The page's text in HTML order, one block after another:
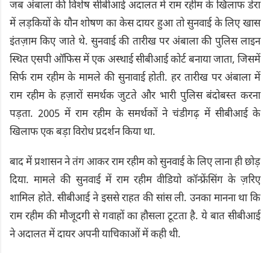
जब अंबाला की विशेष सीबीआई अदालत में राम रहीम के खिलाफ डेरा
में लड़कियों के यौन शोषण का केस दायर हुआ तो सुनवाई के लिए खास
इंतज़ाम किए जाते थे. सुनवाई की तारीख पर अंबाला की पुलिस लाइन
स्थित एसपी ऑफिस में एक अस्थाई सीबीआई कोर्ट बनाया जाता, जिसमें
सिर्फ राम रहीम के मामले की सुनावाई होती. हर तारीख पर अंबाला में
राम रहीम के हज़ारों समर्थक जुटते और भारी पुलिस बंदोबस्त करना
पड़ता. 2005 में राम रहीम के समर्थकों ने चंडीगढ़ में सीबीआई के
खिलाफ एक बड़ा विरोध प्रदर्शन किया था.
बाद में प्रशासन ने तंग आकर राम रहीम को सुनवाई के लिए लाना ही छोड़
दिया. मामले की सुनवाई में राम रहीम वीडियो कॉन्फ्रेंसिंग के ज़रिए
शामिल होते. सीबीआई ने इससे राहत की सांस ली. उनका मानना था कि
राम रहीम की मौजूदगी से गवाहों का हौसला टूटता है. ये बात सीबीआई
ने अदालत में दायर अपनी याचिकाओं में कही थी.